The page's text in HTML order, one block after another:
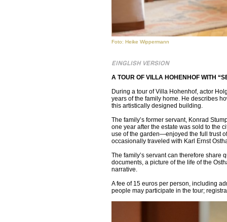
Foto: Heike Wippermann
EINGLISH VERSION
A TOUR OF VILLA HOHENHOF WITH
During a tour of Villa Hohenhof, actor
years of the family home. He describes
this artistically designed building.
The family’s former servant, Konrad
one year after the estate was sold to the
use of the garden—enjoyed the full trust
occasionally traveled with Karl Ernst
The family’s servant can therefore share
documents, a picture of the life of the
narrative.
A fee of 15 euros per person, including
people may participate in the tour;